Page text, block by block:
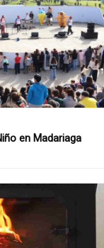
en Madariaga